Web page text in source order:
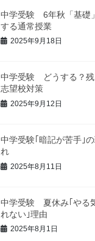
中学受験 6年秋「基礎
する通常授業
2025年9月18日
中学受験 どうする？残
志望校対策
2025年9月12日
中学受験｢暗記が苦手｣
れ
2025年8月11日
中学受験 夏休み｢やる
れない｣理由
2025年8月1日